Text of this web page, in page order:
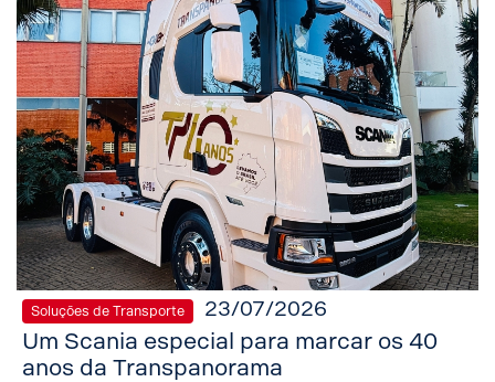
Soluções de Transporte 23/07/2026
Um Scania especial para marcar os 40
anos da Transpanorama